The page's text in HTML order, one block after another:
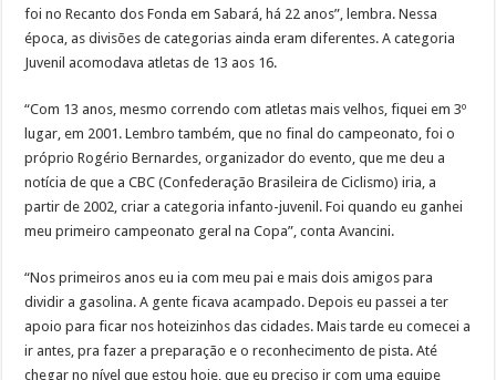
foi no Recanto dos Fonda em Sabará, há 22 anos”, lembra. Nessa
época, as divisões de categorias ainda eram diferentes. A categoria
Juvenil acomodava atletas de 13 aos 16.
“Com 13 anos, mesmo correndo com atletas mais velhos, fiquei em 3º
lugar, em 2001. Lembro também, que no final do campeonato, foi o
próprio Rogério Bernardes, organizador do evento, que me deu a
notícia de que a CBC (Confederação Brasileira de Ciclismo) iria, a
partir de 2002, criar a categoria infanto-juvenil. Foi quando eu ganhei
meu primeiro campeonato geral na Copa”, conta Avancini.
“Nos primeiros anos eu ia com meu pai e mais dois amigos para
dividir a gasolina. A gente ficava acampado. Depois eu passei a ter
apoio para ficar nos hoteizinhos das cidades. Mais tarde eu comecei a
ir antes, pra fazer a preparação e o reconhecimento de pista. Até
chegar no nível que estou hoje, que eu preciso ir com uma equipe